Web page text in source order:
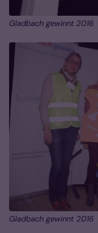
Gladbach gewinnt 2016
Gladbach gewinnt 2016